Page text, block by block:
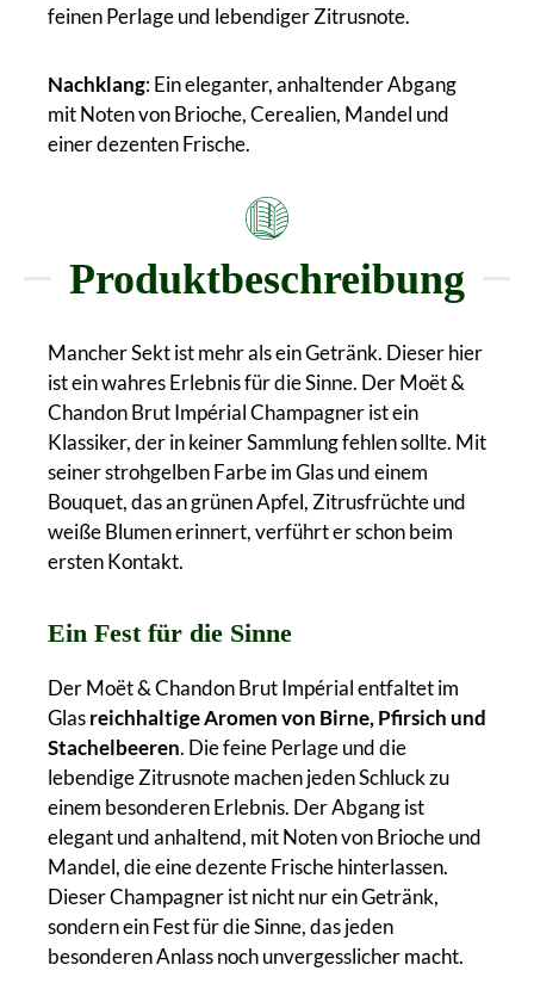
feinen Perlage und lebendiger Zitrusnote.
Nachklang: Ein eleganter, anhaltender Abgang
mit Noten von Brioche, Cerealien, Mandel und
einer dezenten Frische.
Produktbeschreibung
Mancher Sekt ist mehr als ein Getränk. Dieser hier
ist ein wahres Erlebnis für die Sinne. Der Moët &
Chandon Brut Impérial Champagner ist ein
Klassiker, der in keiner Sammlung fehlen sollte. Mit
seiner strohgelben Farbe im Glas und einem
Bouquet, das an grünen Apfel, Zitrusfrüchte und
weiße Blumen erinnert, verführt er schon beim
ersten Kontakt.
Ein Fest für die Sinne
Der Moët & Chandon Brut Impérial entfaltet im
Glasreichhaltige Aromen von Birne, Pfirsich und
Stachelbeeren. Die feine Perlage und die
lebendige Zitrusnote machen jeden Schluck zu
einem besonderen Erlebnis. Der Abgang ist
elegant und anhaltend, mit Noten von Brioche und
Mandel, die eine dezente Frische hinterlassen.
Dieser Champagner ist nicht nur ein Getränk,
sondern ein Fest für die Sinne, das jeden
besonderen Anlass noch unvergesslicher macht.